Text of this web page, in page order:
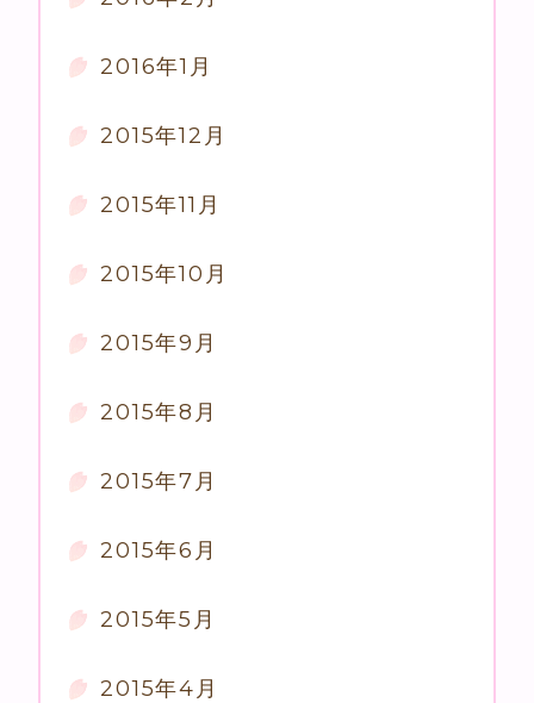
2016年1月
2015年12月
2015年11月
2015年10月
2015年9月
2015年8月
2015年7月
2015年6月
2015年5月
2015年4月